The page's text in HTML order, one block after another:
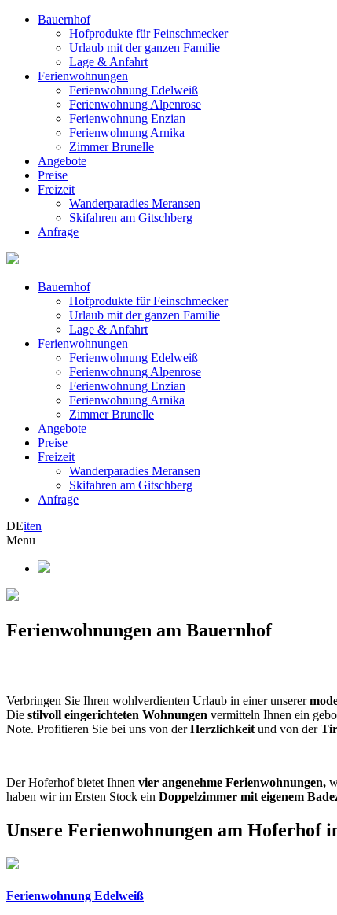
Bauernhof
Hofprodukte für Feinschmecker
Urlaub mit der ganzen Familie
Lage & Anfahrt
Ferienwohnungen
Ferienwohnung Edelweiß
Ferienwohnung Alpenrose
Ferienwohnung Enzian
Ferienwohnung Arnika
Zimmer Brunelle
Angebote
Preise
Freizeit
Wanderparadies Meransen
Skifahren am Gitschberg
Anfrage
Bauernhof
Hofprodukte für Feinschmecker
Urlaub mit der ganzen Familie
Lage & Anfahrt
Ferienwohnungen
Ferienwohnung Edelweiß
Ferienwohnung Alpenrose
Ferienwohnung Enzian
Ferienwohnung Arnika
Zimmer Brunelle
Angebote
Preise
Freizeit
Wanderparadies Meransen
Skifahren am Gitschberg
Anfrage
DEiten
Menu
Ferienwohnungen am Bauernhof
Verbringen Sie Ihren wohlverdienten Urlaub in einer unserer
Die stilvoll eingerichteten Wohnungen vermitteln Ihnen ein
Note. Profitieren Sie bei uns von derHerzlichkeit und von der
Der Hoferhof bietet Ihnen vier angenehme Ferienwohnungen,
haben wir im Ersten Stock ein Doppelzimmer mit eigenem
Unsere Ferienwohnungen am Hoferhof
Ferienwohnung Edelweiß